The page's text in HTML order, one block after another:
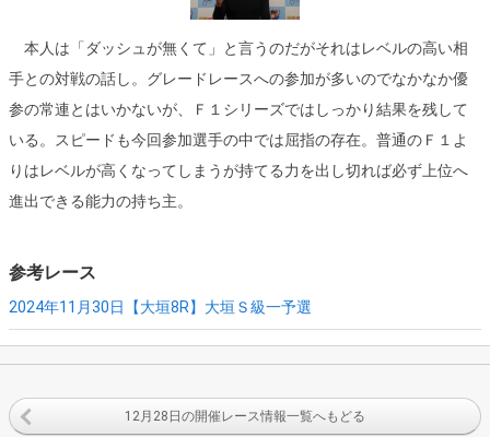
本人は「ダッシュが無くて」と言うのだがそれはレベルの高い相
手との対戦の話し。グレードレースへの参加が多いのでなかなか優
参の常連とはいかないが、Ｆ１シリーズではしっかり結果を残して
いる。スピードも今回参加選手の中では屈指の存在。普通のＦ１よ
りはレベルが高くなってしまうが持てる力を出し切れば必ず上位へ
進出できる能力の持ち主。
参考レース
2024年11月30日【大垣8R】 大垣Ｓ級一予選
12月28日の開催レース情報一覧へもどる